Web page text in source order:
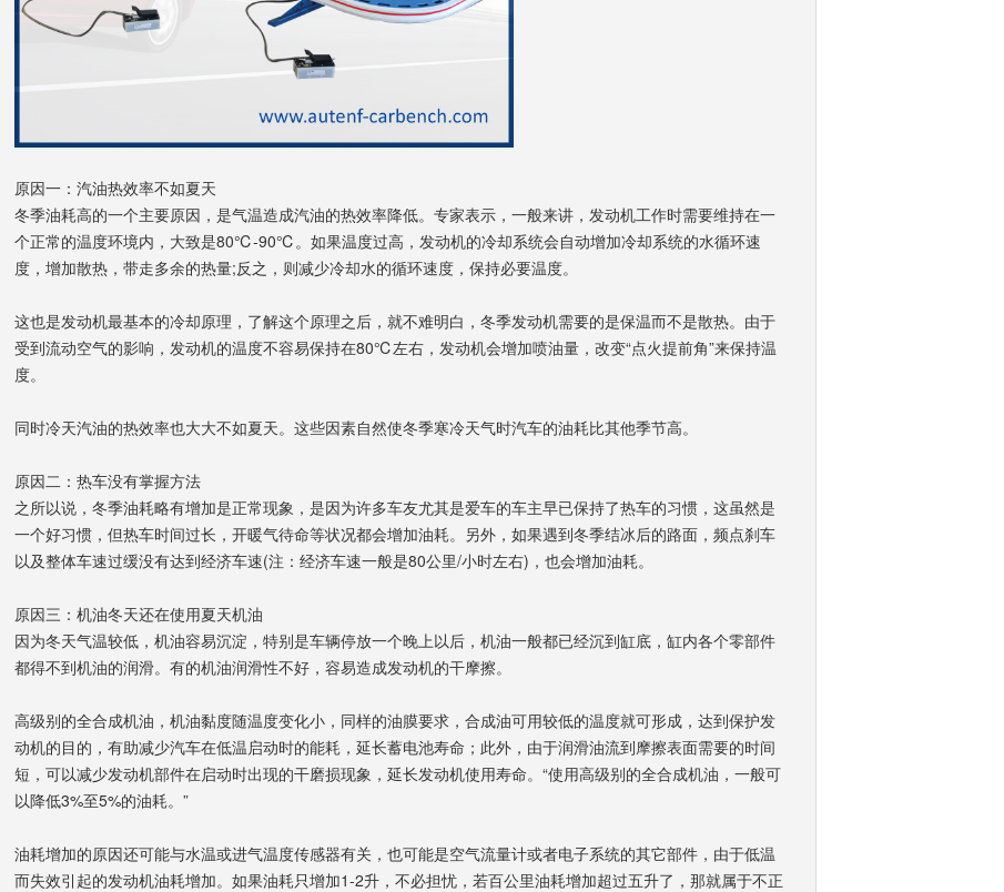
原因一：汽油热效率不如夏天
冬季油耗高的一个主要原因，是气温造成汽油的热效率降低。专家表示，一般来讲，发动机工作时需要维持在一
个正常的温度环境内，大致是80℃-90℃。如果温度过高，发动机的冷却系统会自动增加冷却系统的水循环速
度，增加散热，带走多余的热量;反之，则减少冷却水的循环速度，保持必要温度。
这也是发动机最基本的冷却原理，了解这个原理之后，就不难明白，冬季发动机需要的是保温而不是散热。由于
受到流动空气的影响，发动机的温度不容易保持在80℃左右，发动机会增加喷油量，改变“点火提前角”来保持温
度。
同时冷天汽油的热效率也大大不如夏天。这些因素自然使冬季寒冷天气时汽车的油耗比其他季节高。
原因二：热车没有掌握方法
之所以说，冬季油耗略有增加是正常现象，是因为许多车友尤其是爱车的车主早已保持了热车的习惯，这虽然是
一个好习惯，但热车时间过长，开暖气待命等状况都会增加油耗。另外，如果遇到冬季结冰后的路面，频点刹车
以及整体车速过缓没有达到经济车速(注：经济车速一般是80公里/小时左右)，也会增加油耗。
原因三：机油冬天还在使用夏天机油
因为冬天气温较低，机油容易沉淀，特别是车辆停放一个晚上以后，机油一般都已经沉到缸底，缸内各个零部件
都得不到机油的润滑。有的机油润滑性不好，容易造成发动机的干摩擦。
高级别的全合成机油，机油黏度随温度变化小，同样的油膜要求，合成油可用较低的温度就可形成，达到保护发
动机的目的，有助减少汽车在低温启动时的能耗，延长蓄电池寿命；此外，由于润滑油流到摩擦表面需要的时间
短，可以减少发动机部件在启动时出现的干磨损现象，延长发动机使用寿命。“使用高级别的全合成机油，一般可
以降低3%至5%的油耗。”
油耗增加的原因还可能与水温或进气温度传感器有关，也可能是空气流量计或者电子系统的其它部件，由于低温
而失效引起的发动机油耗增加。如果油耗只增加1-2升，不必担忧，若百公里油耗增加超过五升了，那就属于不正